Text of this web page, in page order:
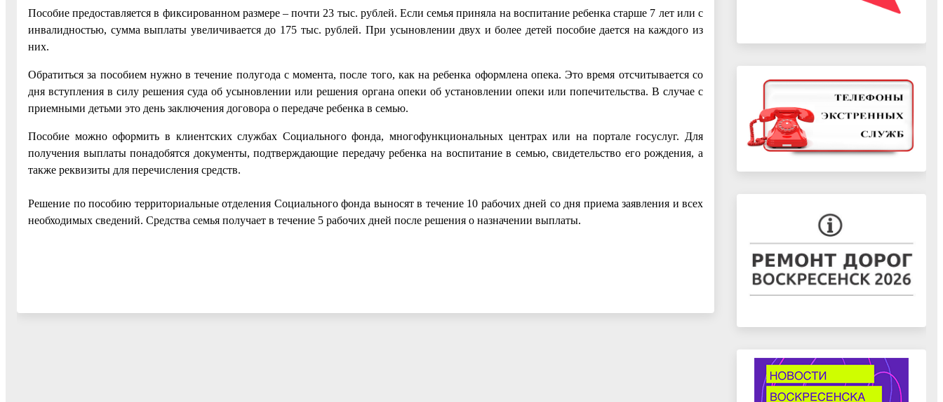
Пособие предоставляется в фиксированном размере – почти 23 тыс. рублей. Если семья приняла на воспитание ребенка старше 7 лет или с
инвалидностью, сумма выплаты увеличивается до 175 тыс. рублей. При усыновлении двух и более детей пособие дается на каждого из
них.
Обратиться за пособием нужно в течение полугода с момента, после того, как на ребенка оформлена опека. Это время отсчитывается со
дня вступления в силу решения суда об усыновлении или решения органа опеки об установлении опеки или попечительства. В случае с
приемными детьми это день заключения договора о передаче ребенка в семью.
Пособие можно оформить в клиентских службах Социального фонда, многофункциональных центрах или на портале госуслуг. Для
получения выплаты понадобятся документы, подтверждающие передачу ребенка на воспитание в семью, свидетельство его рождения, а
также реквизиты для перечисления средств.
Решение по пособию территориальные отделения Социального фонда выносят в течение 10 рабочих дней со дня приема заявления и всех
необходимых сведений. Средства семья получает в течение 5 рабочих дней после решения о назначении выплаты.